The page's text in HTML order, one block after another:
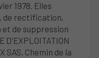
1978. Elles
de rectification,
de suppression
D'EXPLOITATION
SAS, Chemin de la